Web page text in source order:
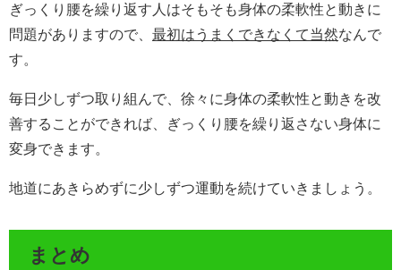
ぎっくり腰を繰り返す人はそもそも身体の柔軟性と動きに
問題がありますので、 最初はうまくできなくて当然なんで
す。
毎日少しずつ取り組んで、徐々に身体の柔軟性と動きを改
善することができれば、ぎっくり腰を繰り返さない身体に
変身できます。
地道にあきらめずに少しずつ運動を続けていきましょう。
まとめ